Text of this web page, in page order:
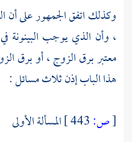
وكذلك اتفق الجمهور على أن
، وأن الذي يوجب البينونة
معتبر برق الزوج ، أو برق
هذا الباب إذن ثلاث مسائل :
[ص:
المسألة الأولى